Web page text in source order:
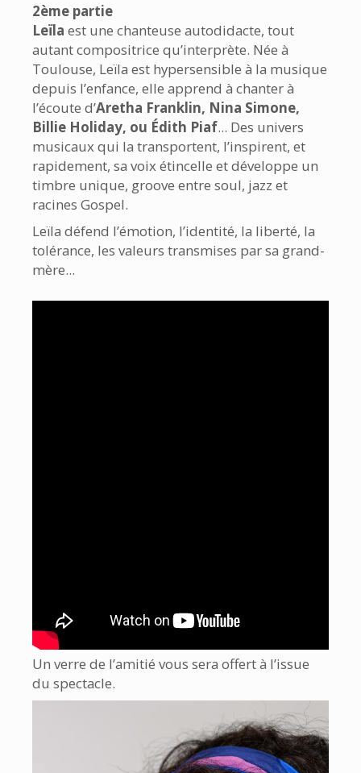
2ème partie
Leïla est une chanteuse autodidacte, tout
autant compositrice qu’interprète. Née à
Toulouse, Leïla est hypersensible à la musique
depuis l’enfance, elle apprend à chanter à
l’écoute d’Aretha Franklin, Nina Simone,
Billie Holiday, ou Édith Piaf... Des univers
musicaux qui la transportent, l’inspirent, et
rapidement, sa voix étincelle et développe un
timbre unique, groove entre soul, jazz et
racines Gospel.
Leïla défend l’émotion, l’identité, la liberté, la
tolérance, les valeurs transmises par sa grand-
mère...
Un verre de l’amitié vous sera offert à l’issue
du spectacle.